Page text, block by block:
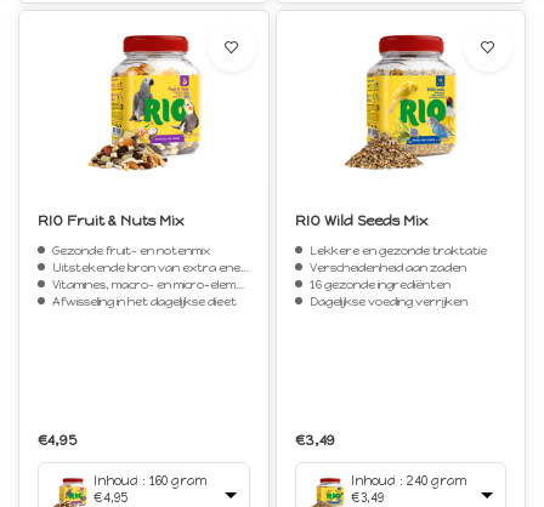
RIO Fruit & Nuts Mix
Gezonde fruit- en notenmix
Uitstekende bron van extra energie
Vitamines, macro- en micro-elementen
Afwisseling in het dagelijkse dieet
€4,95
Inhoud : 160 gram
€4,95
RIO Wild Seeds Mix
Lekkere en gezonde traktatie
Verscheidenheid aan zaden
16 gezonde ingrediënten
Dagelijkse voeding verrijken
€3,49
Inhoud : 240 gram
€3,49